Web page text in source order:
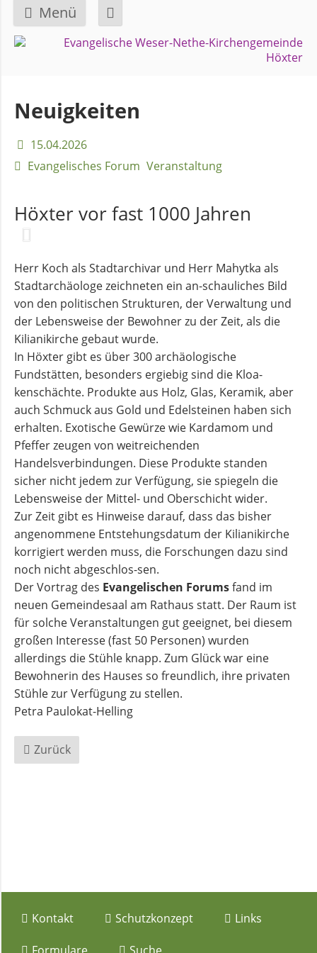
Menü
Navigation
GEMEINDE
Über
uns
Überblick
Gremien
Ausschüsse
Pfarrer
und
Pfarrerinnen
Gemeindebüro
Weinbergstiftung
AKTUELLES
Neuigkeiten
Terminkalender
Gemeindebrief
Andachten
zum
Monatsspruch
GOTTESDIENSTE
und
Neuigkeiten
15.04.2026
Evangelisches Forum Veranstaltung
Höxter vor fast 1000 Jahren
Herr Koch als Stadtarchivar und Herr Mahytka als
Stadtarchäologe zeichneten ein an-schauliches Bild
von den politischen Strukturen, der Verwaltung und
der Lebensweise der Bewohner zu der Zeit, als die
Kilianikirche gebaut wurde.
In Höxter gibt es über 300 archäologische
Fundstätten, besonders ergiebig sind die Kloa-
kenschächte. Produkte aus Holz, Glas, Keramik, aber
auch Schmuck aus Gold und Edelsteinen haben sich
erhalten. Exotische Gewürze wie Kardamom und
Pfeffer zeugen von weitreichenden
Handelsverbindungen. Diese Produkte standen
sicher nicht jedem zur Verfügung, sie spiegeln die
Lebensweise der Mittel- und Oberschicht wider.
Zur Zeit gibt es Hinweise darauf, dass das bisher
angenommene Entstehungsdatum der Kilianikirche
korrigiert werden muss, die Forschungen dazu sind
noch nicht abgeschlos-sen.
Der Vortrag des Evangelischen Forumsfand im
neuen Gemeindesaal am Rathaus statt. Der Raum ist
für solche Veranstaltungen gut geeignet, bei diesem
großen Interesse (fast 50 Personen) wurden
allerdings die Stühle knapp. Zum Glück war eine
Bewohnerin des Hauses so freundlich, ihre privaten
Stühle zur Verfügung zu stellen.
Petra Paulokat-Helling
Zurück
Navigation
überspringen
Kontakt Schutzkonzept Links